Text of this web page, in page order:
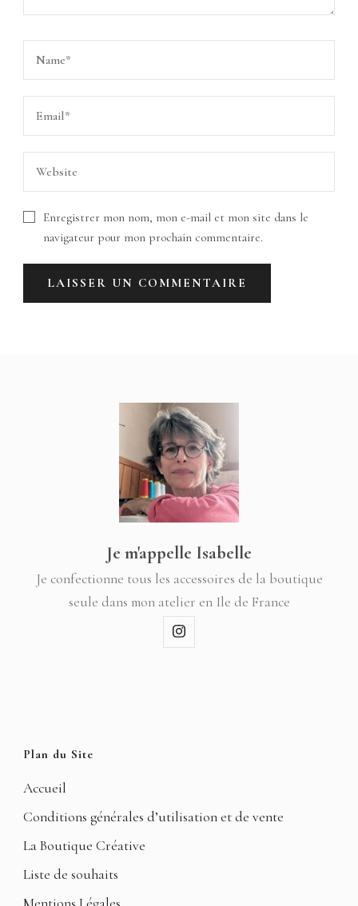
Enregistrer mon nom, mon e-mail et mon site dans le
navigateur pour mon prochain commentaire.
Je m'appelle Isabelle
Je confectionne tous les accessoires de la boutique
seule dans mon atelier en Ile de France
Plan du Site
Accueil
Conditions générales d’utilisation et de vente
La Boutique Créative
Liste de souhaits